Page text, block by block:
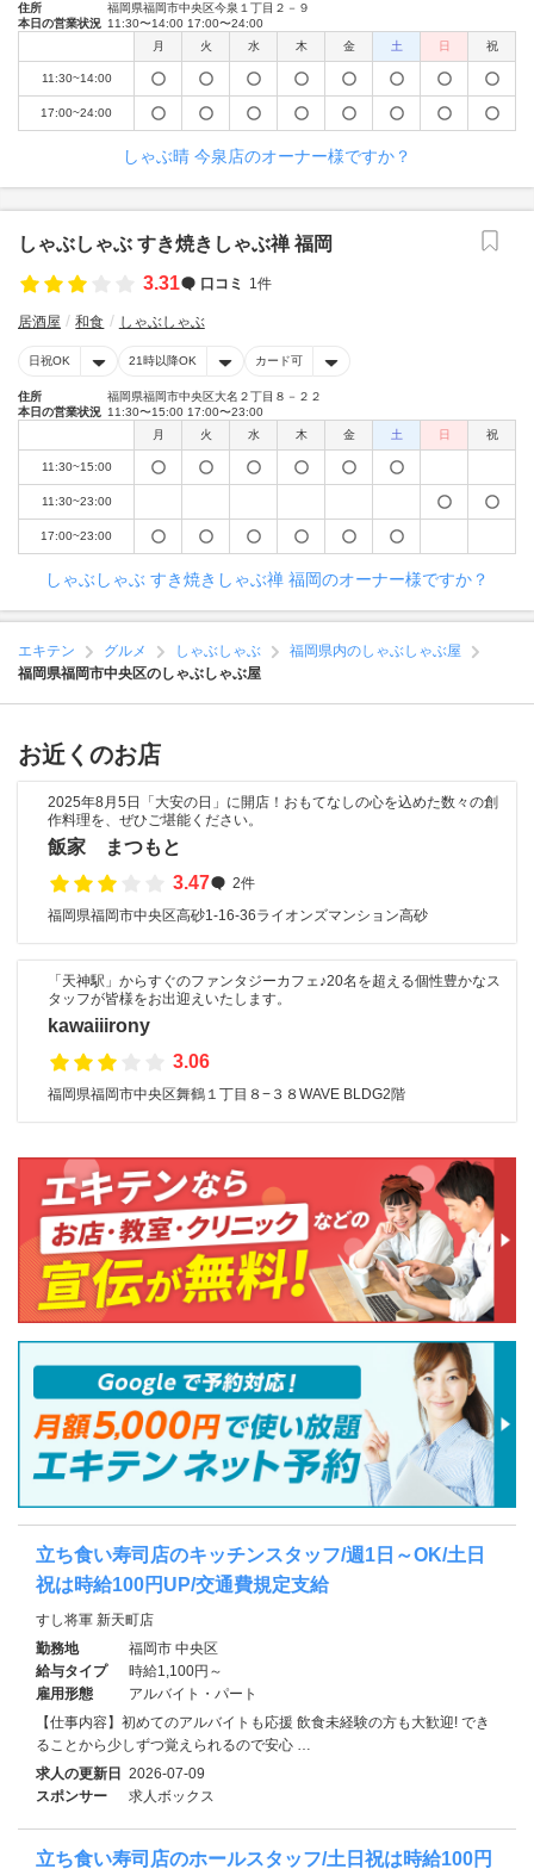
住所
福岡県福岡市中央区今泉１丁目２－９
本日の営業状況 11:30〜14:00 17:00〜24:00
月
火 水 木 金 土 日 祝
11:30~14:00
17:00~24:00
しゃぶ晴 今泉店のオーナー様ですか？
しゃぶしゃぶ すき焼きしゃぶ禅 福岡
3.31
口コミ 1件
居酒屋 和食 しゃぶしゃぶ
日祝OK 21時以降OK カード可
住所
福岡県福岡市中央区大名２丁目８－２２
本日の営業状況 11:30〜15:00 17:00〜23:00
月
火 水 木 金 土 日 祝
11:30~15:00
11:30~23:00
17:00~23:00
しゃぶしゃぶ すき焼きしゃぶ禅 福岡のオーナー様ですか？
エキテン グルメ しゃぶしゃぶ
福岡県内のしゃぶしゃぶ屋
福岡県福岡市中央区のしゃぶしゃぶ屋
お近くのお店
2025年8月5日「大安の日」に開店！おもてなしの心を込めた数々の創
作料理を、ぜひご堪能ください。
飯家 まつもと
3.47
2件
福岡県福岡市中央区高砂1-16-36ライオンズマンション高砂
「天神駅」からすぐのファンタジーカフェ♪20名を超える個性豊かなス
タッフが皆様をお出迎えいたします。
kawaiiirony
3.06
福岡県福岡市中央区舞鶴１丁目８−３８WAVE BLDG2階
立ち食い寿司店のキッチンスタッフ/週1日～OK/土日
祝は時給100円UP/交通費規定支給
すし将軍 新天町店
勤務地
福岡市 中央区
給与タイプ
時給1,100円～
雇用形態
アルバイト・パート
【仕事内容】初めてのアルバイトも応援 飲食未経験の方も大歓迎! でき
ることから少しずつ覚えられるので安心 …
求人の更新日 2026-07-09
スポンサー
求人ボックス
立ち食い寿司店のホールスタッフ/土日祝は時給100円